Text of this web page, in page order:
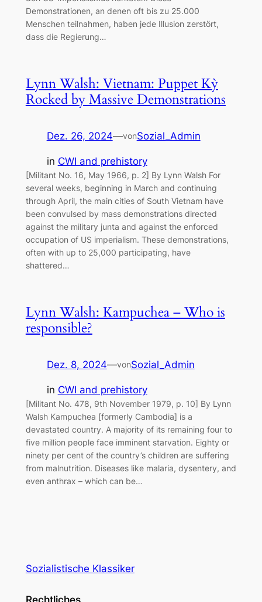
Demonstrationen, an denen oft bis zu 25.000
Menschen teilnahmen, haben jede Illusion zerstört,
dass die Regierung…
Lynn Walsh: Vietnam: Puppet Kỳ
Rocked by Massive Demonstrations
Dez. 26, 2024—vonSozial_Admin
in CWI and prehistory
[Militant No. 16, May 1966, p. 2] By Lynn Walsh For
several weeks, beginning in March and continuing
through April, the main cities of South Vietnam have
been convulsed by mass demonstrations directed
against the military junta and against the enforced
occupation of US imperialism. These demonstrations,
often with up to 25,000 participating, have
shattered…
Lynn Walsh: Kampuchea – Who is
responsible?
Dez. 8, 2024—vonSozial_Admin
in CWI and prehistory
[Militant No. 478, 9th November 1979, p. 10] By Lynn
Walsh Kampuchea [formerly Cambodia] is a
devastated country. A majority of its remaining four to
five million people face imminent starvation. Eighty or
ninety per cent of the country’s children are suffering
from malnutrition. Diseases like malaria, dysentery, and
even anthrax – which can be…
Sozialistische Klassiker